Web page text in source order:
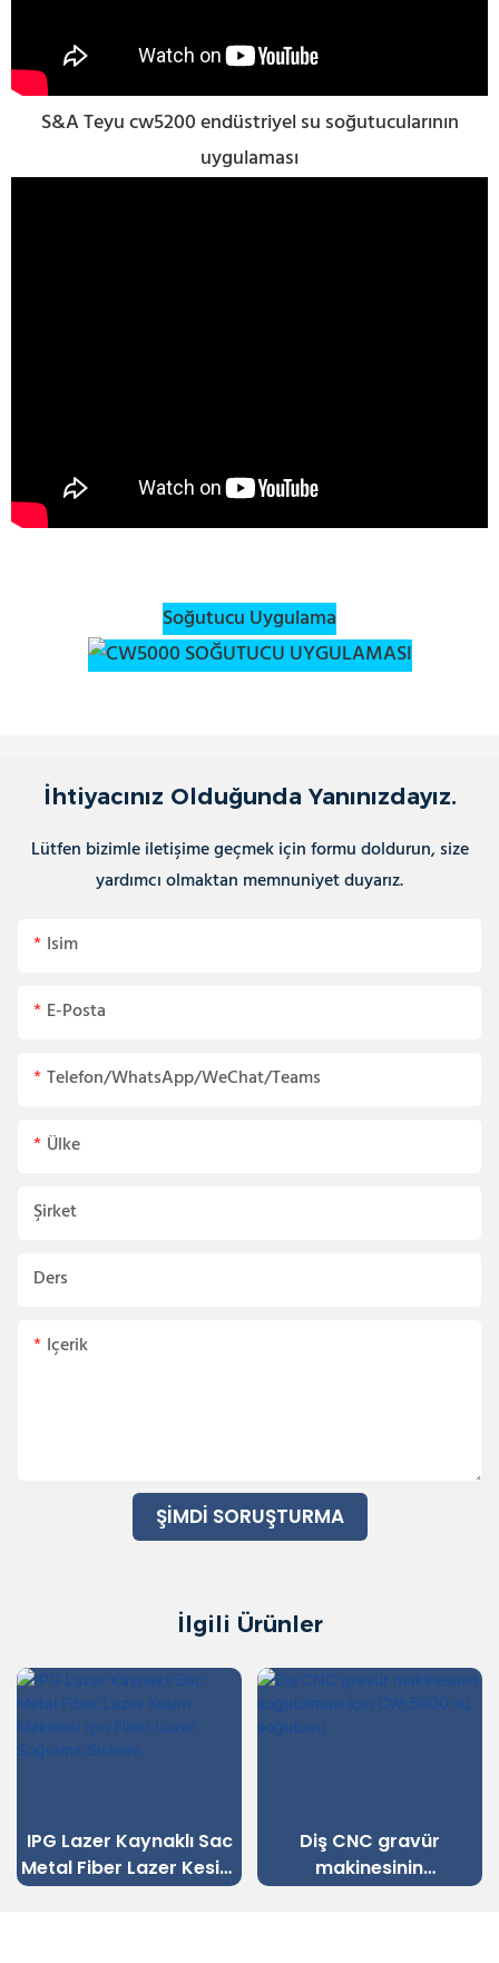
S&A Teyu cw5200 endüstriyel su soğutucularının
uygulaması
Soğutucu Uygulama
İhtiyacınız Olduğunda Yanınızdayız.
Lütfen bizimle iletişime geçmek için formu doldurun, size
yardımcı olmaktan memnuniyet duyarız.
Isim
E-Posta
Telefon/WhatsApp/WeChat/Teams
Ülke
Şirket
Ders
Içerik
ŞIMDI SORUŞTURMA
İlgili Ürünler
Lazer Kaynaklı Sac
Fiber Lazer Kesim
için Fiber Lazer
Diş CNC gravür
makinesinin
soğutulması için CW-